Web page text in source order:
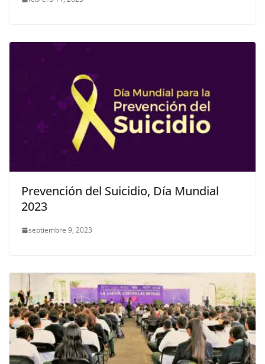
Prevención del Suicidio, Día Mundial
2023
septiembre 9, 2023